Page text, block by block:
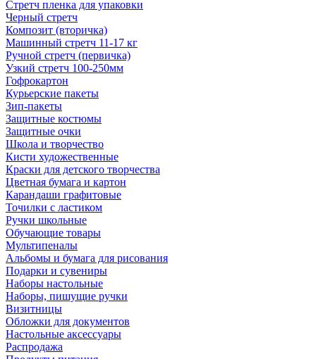
Стретч пленка для упаковки
Черный стретч
Композит (вторичка)
Машинный стретч 11-17 кг
Ручной стретч (первичка)
Узкий стретч 100-250мм
Гофрокартон
Курьерские пакеты
Зип-пакеты
Защитные костюмы
Защитные очки
Школа и творчество
Кисти художественные
Краски для детского творчества
Цветная бумага и картон
Карандаши графитовые
Точилки с ластиком
Ручки школьные
Обучающие товары
Мультипеналы
Альбомы и бумага для рисования
Подарки и сувениры
Наборы настольные
Наборы, пишущие ручки
Визитницы
Обложки для документов
Настольные аксессуары
Распродажа